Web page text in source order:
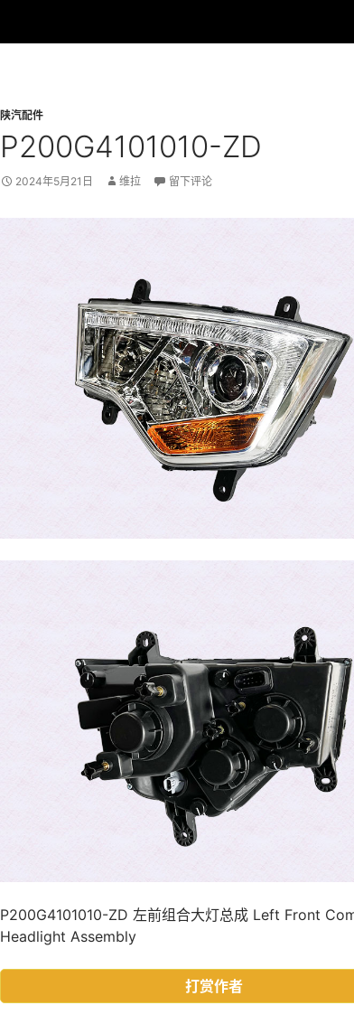
陕汽配件
P200G4101010-ZD
2024年5月21日 维拉 留下评论
P200G4101010-ZD 左前组合大灯总成 Left Front
Headlight Assembly
打赏作者